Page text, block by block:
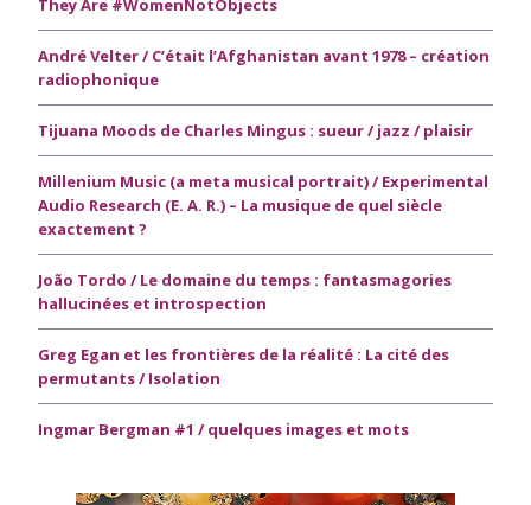
They Are #WomenNotObjects
André Velter / C’était l’Afghanistan avant 1978 – création
radiophonique
Tijuana Moods de Charles Mingus : sueur / jazz / plaisir
Millenium Music (a meta musical portrait) / Experimental
Audio Research (E. A. R.) – La musique de quel siècle
exactement ?
João Tordo / Le domaine du temps : fantasmagories
hallucinées et introspection
Greg Egan et les frontières de la réalité : La cité des
permutants / Isolation
Ingmar Bergman #1 / quelques images et mots